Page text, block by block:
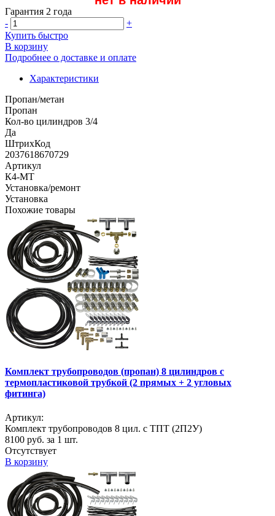
Гарантия 2 года
-
+
Купить быстро
В корзину
Подробнее о доставке и оплате
Характеристики
Пропан/метан
Пропан
Кол-во цилиндров 3/4
Да
ШтрихКод
2037618670729
Артикул
К4-МТ
Установка/ремонт
Установка
Похожие товары
Комплект трубопроводов (пропан) 8 цилиндров с
термопластиковой трубкой (2 прямых + 2 угловых
фитинга)
Артикул:
Комплект трубопроводов 8 цил. с ТПТ (2П2У)
8100 руб. за 1 шт.
Отсутствует
В корзину